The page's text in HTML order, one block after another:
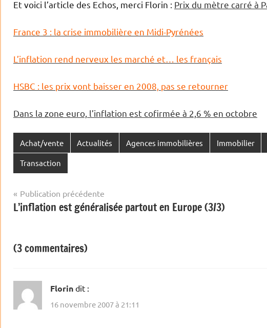
Et voici l’article des Echos, merci Florin : Prix du mètre carré à
France 3 : la crise immobilière en Midi-Pyrénées
L’inflation rend nerveux les marché et… les français
HSBC : les prix vont baisser en 2008, pas se retourner
Dans la zone euro, l’inflation est cofirmée à 2,6 % en octobre
Achat/vente Actualités Agences immobilières Immobilier
Transaction
Navigation
de
Publication précédente
L’inflation est généralisée partout en Europe (3/3)
(3 commentaires)
Florin dit :
16 novembre 2007 à 21:11